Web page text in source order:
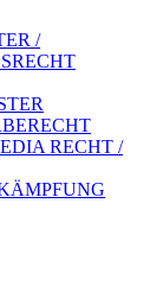
/
RECHT /